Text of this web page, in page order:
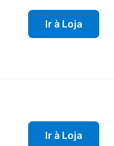
Ir à Loja
Ir à Loja